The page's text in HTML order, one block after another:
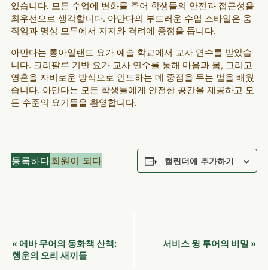
있습니다. 모든 수업에 변화를 주어 학생들의 안전과 접근성을
최우선으로 생각합니다. 아만다의 부드러운 수업 스타일은 움
직임과 명상 모두에서 지지와 격려에 중점을 둡니다.
아만다는 롱아일랜드 요가 예술 학교에서 교사 연수를 받았습
니다. 크리팔루 기반 요가 교사 연수를 통해 마음과 몸, 그리고
영혼을 자비로운 방식으로 인도하는 데 중점을 두는 법을 배웠
습니다. 아만다는 모든 학생들에게 안전한 공간을 제공하고 모
든 수준의 요기들을 환영합니다.
등록하다회원이 되다 캘린더에 추가하기
이
벤
« 에바 무어의 동화책 산책:
행운의 오리 새끼들
서비스 윙 투어의 비밀 »